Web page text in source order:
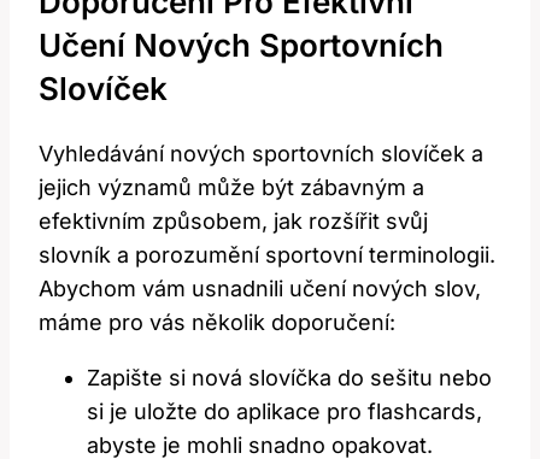
Učení Nových Sportovních
Slovíček
Vyhledávání nových sportovních slovíček a
jejich významů může být zábavným a
efektivním způsobem, jak rozšířit svůj
slovník a porozumění sportovní terminologii.
Abychom vám usnadnili učení nových slov,
máme pro vás několik doporučení:
Zapište si nová slovíčka do sešitu nebo
si je uložte do aplikace pro flashcards,
abyste je mohli snadno opakovat.